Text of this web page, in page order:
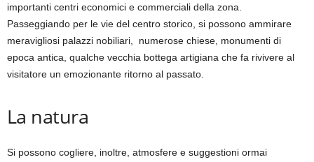
importanti centri economici e commerciali della zona.
Passeggiando per le vie del centro storico, si possono ammirare
meravigliosi palazzi nobiliari, numerose chiese, monumenti di
epoca antica, qualche vecchia bottega artigiana che fa rivivere al
visitatore un emozionante ritorno al passato.
La natura
Si possono cogliere, inoltre, atmosfere e suggestioni ormai